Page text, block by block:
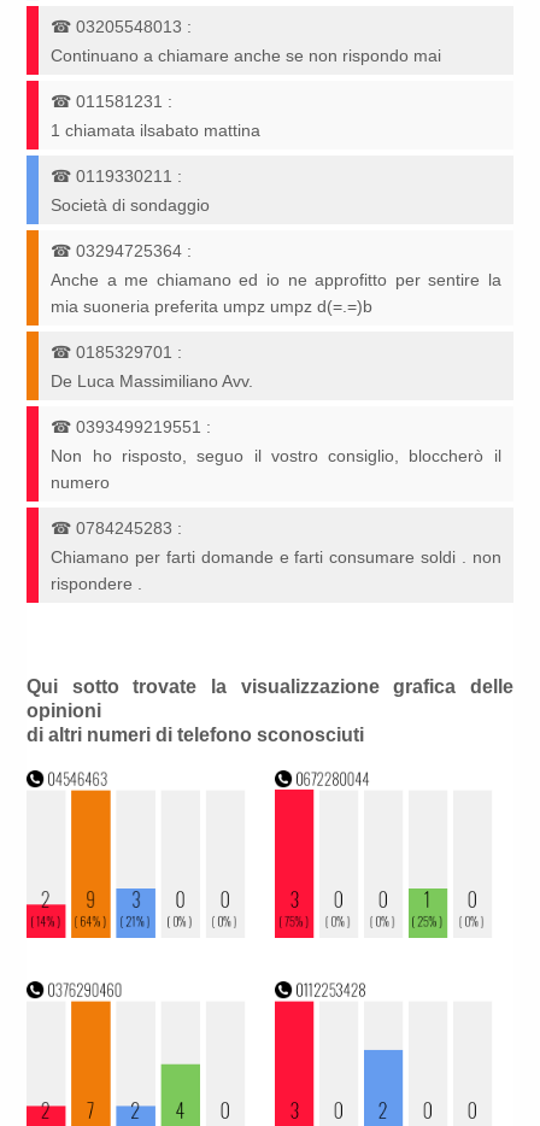
☎03205548013 :
Continuano a chiamare anche se non rispondo mai
☎011581231 :
1 chiamata ilsabato mattina
☎0119330211 :
Società di sondaggio
☎03294725364 :
Anche a me chiamano ed io ne approfitto per sentire la
mia suoneria preferita umpz umpz d(=.=)b
☎0185329701 :
De Luca Massimiliano Avv.
☎0393499219551 :
Non ho risposto, seguo il vostro consiglio, bloccherò il
numero
☎0784245283 :
Chiamano per farti domande e farti consumare soldi . non
rispondere .
Qui sotto trovate la visualizzazione grafica delle
opinioni
di altri numeri di telefono sconosciuti